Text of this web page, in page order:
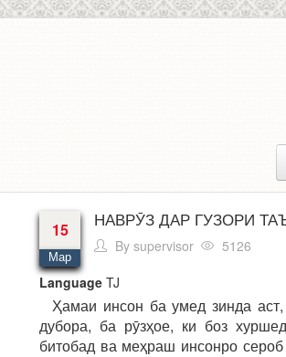
15
Мар
НАВРӮЗ ДАР ГУЗОРИ
Bysupervisor
5126
Language TJ
Ҳамаи инсон ба умед зинда
дубора, ба рӯзҳое, ки боз
битобад ва меҳраш инсонро